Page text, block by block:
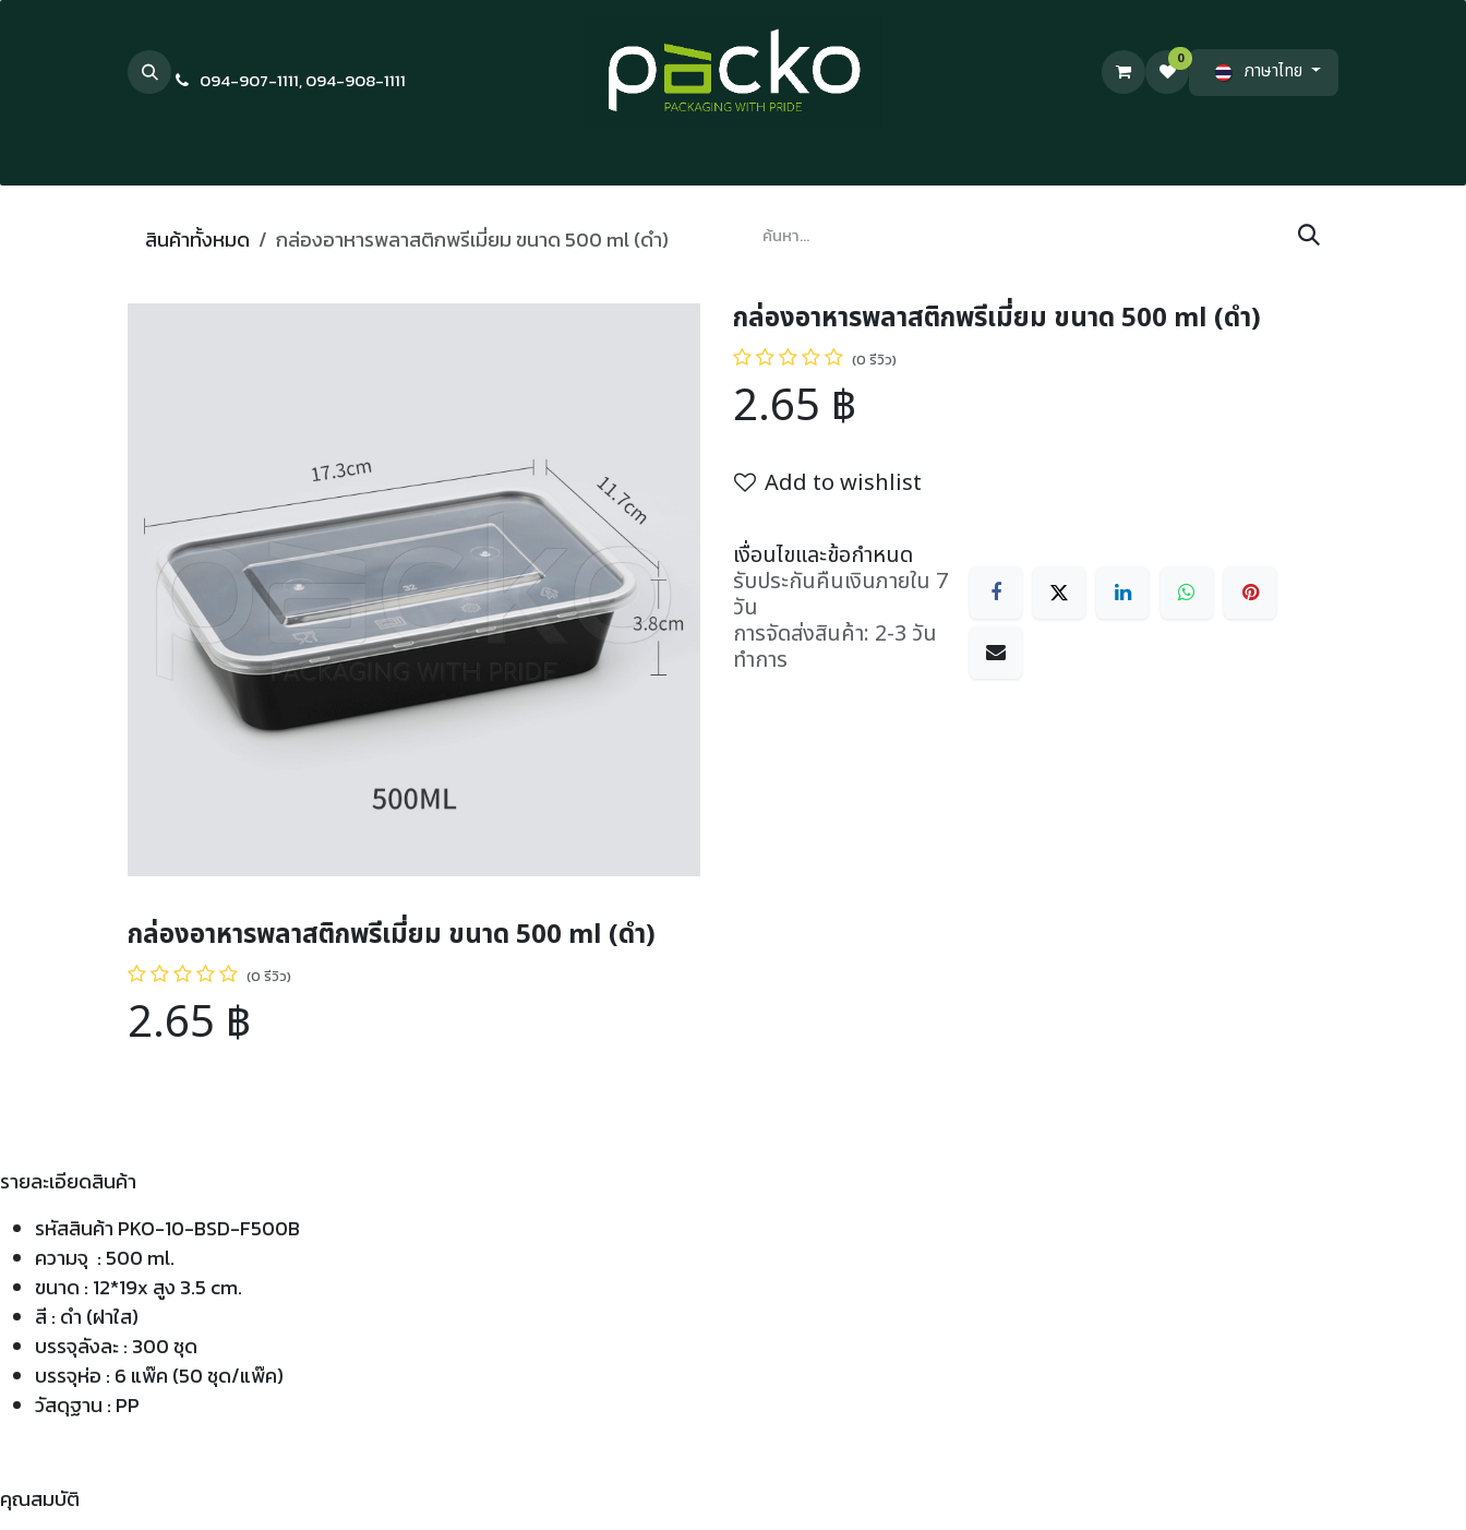
094-907-1111,094-908-1111
0
ภาษาไทย
สินค้าทั้งหมด กล่องอาหารพลาสติกพรีเมี่ยม ขนาด 500 ml (ดำ)
กล่องอาหารพลาสติกพรีเมี่ยม ขนาด 500 ml (ดำ)
(0 รีวิว)
2.65 ฿
Add to wishlist
เงื่อนไขและข้อกำหนด
รับประกันคืนเงินภายใน 7
วัน
การจัดส่งสินค้า: 2-3 วัน
ทำการ
กล่องอาหารพลาสติกพรีเมี่ยม ขนาด 500 ml (ดำ)
(0 รีวิว)
2.65 ฿
รายละเอียดสินค้า
รหัสสินค้า PKO-10-BSD-F500B
ความจุ : 500 ml.
ขนาด : 12*19x สูง 3.5 cm.
สี : ดำ (ฝาใส)
บรรจุลังละ : 300 ชุด
บรรจุห่อ : 6 แพ๊ค (50 ชุด/แพ๊ค)
วัสดุฐาน : PP
คุณสมบัติ